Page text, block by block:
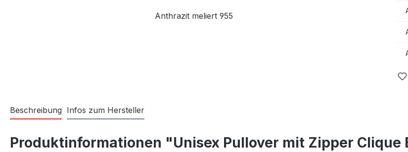
Anthrazit meliert 955
Beschreibung Infos zum Hersteller
Produktinformationen "Unisex Pullover mit Zipper Clique